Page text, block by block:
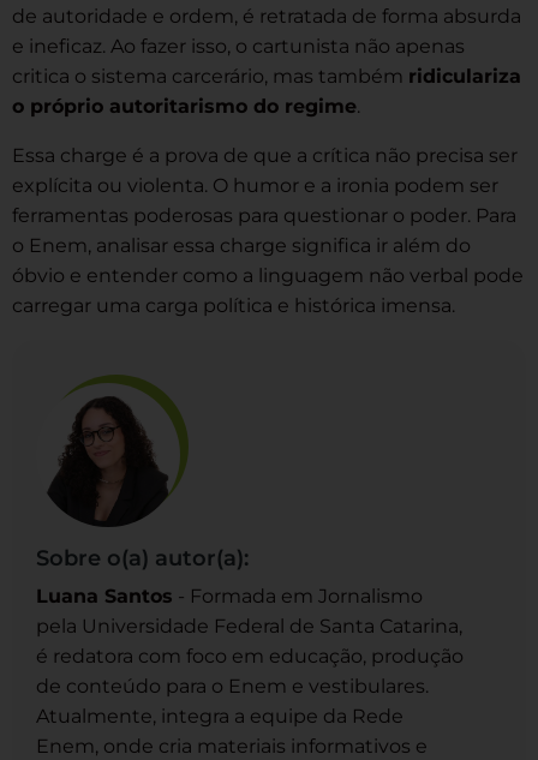
de autoridade e ordem, é retratada de forma absurda
e ineficaz. Ao fazer isso, o cartunista não apenas
critica o sistema carcerário, mas também ridiculariza
o próprio autoritarismo do regime.
Essa charge é a prova de que a crítica não precisa ser
explícita ou violenta. O humor e a ironia podem ser
ferramentas poderosas para questionar o poder. Para
o Enem, analisar essa charge significa ir além do
óbvio e entender como a linguagem não verbal pode
carregar uma carga política e histórica imensa.
Sobre o(a) autor(a):
Luana Santos - Formada em Jornalismo
pela Universidade Federal de Santa Catarina,
é redatora com foco em educação, produção
de conteúdo para o Enem e vestibulares.
Atualmente, integra a equipe da Rede
Enem, onde cria materiais informativos e